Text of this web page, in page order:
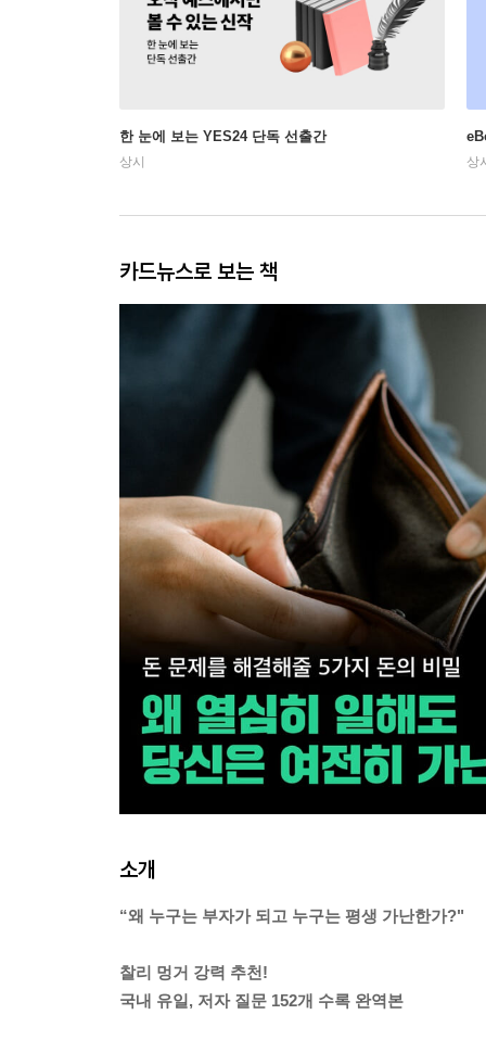
한 눈에 보는 YES24 단독 선출간
상시 상
카드뉴스로 보는 책
소개
“왜 누구는 부자가 되고 누구는 평생 가난한가?"
찰리 멍거 강력 추천!
국내 유일, 저자 질문 152개 수록 완역본